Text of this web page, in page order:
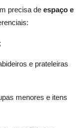
precisa de espaço e
e prateleiras
menores e itens